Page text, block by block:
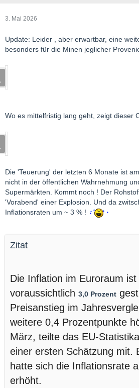
3. Mai 2026
Update: Leider , aber erwartbar, eine
besonders für die Minen jeglicher
Wo es mittelfristig lang geht, zeigt dieser
Die 'Teuerung' der letzten 6 Monate ist
nicht in der öffentlichen Wahrnehmung
Supermärkten. Kommt noch ! Der
'Vorabend' einer Explosion. Und da
Inflationsraten um ~ 3 % !
Zitat
Die Inflation im Euroraum
voraussichtlich 3,0 Prozent
Preisanstieg im
weitere 0,4 Prozentpunkte
März, teilte das EU-
einer ersten Schätzung mit.
hatte sich die Inflationsrate
erhöht.